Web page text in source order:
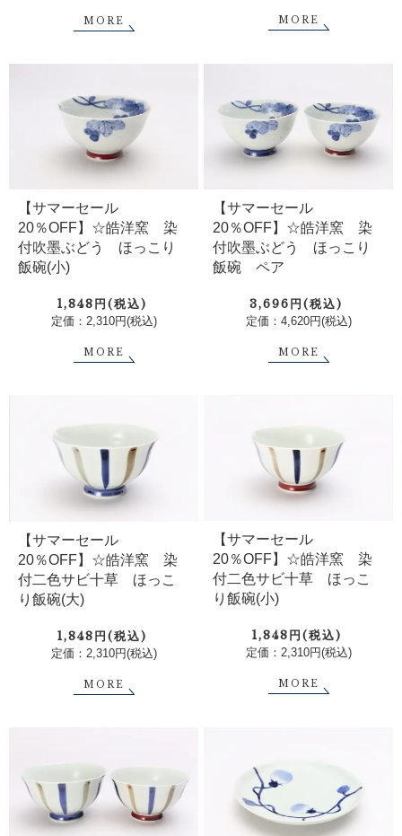
MORE MORE
【サマーセール
20％OFF】☆皓洋窯 染
付吹墨ぶどう ほっこり
飯碗(小)
1,848円(税込)
定価：2,310円(税込)
MORE
【サマーセール
20％OFF】☆皓洋窯 染
付吹墨ぶどう ほっこり
飯碗 ペア
3,696円(税込)
定価：4,620円(税込)
MORE
【サマーセール
20％OFF】☆皓洋窯 染
付二色サビ十草 ほっこ
り飯碗(大)
1,848円(税込)
定価：2,310円(税込)
MORE
【サマーセール
20％OFF】☆皓洋窯 染
付二色サビ十草 ほっこ
り飯碗(小)
1,848円(税込)
定価：2,310円(税込)
MORE